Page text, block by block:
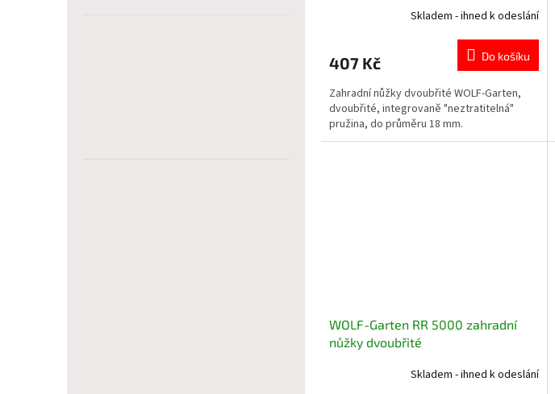
Skladem - ihned k odeslání
407 Kč Do košíku
Zahradní nůžky dvoubřité WOLF-Garten,
dvoubřité, integrovaně "neztratitelná"
pružina, do průměru 18 mm.
WOLF-Garten RR 5000 zahradní
nůžky dvoubřité
Skladem - ihned k odeslání